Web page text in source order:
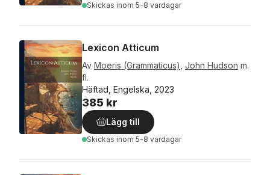
Skickas inom 5-8 vardagar
Lexicon Atticum
Av Moeris (Grammaticus) John Hudson m.
fl.
Häftad, Engelska, 2023
385 kr
Lägg till
Skickas inom 5-8 vardagar